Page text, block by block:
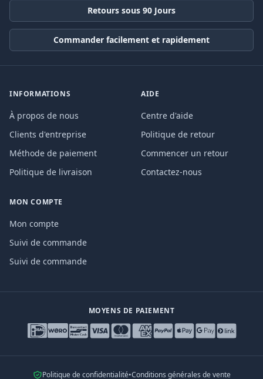
Retours sous 90 Jours
Commander facilement et rapidement
INFORMATIONS
À propos de nous
Clients d'entreprise
Méthode de paiement
Politique de livraison
AIDE
Centre d'aide
Politique de retour
Commencer un retour
Contactez-nous
MON COMPTE
Mon compte
Suivi de commande
Suivi de commande
MOYENS DE PAIEMENT
Politique de confidentialité•Conditions générales de vente